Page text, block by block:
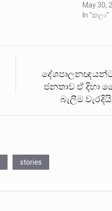
May 30,
In "කලා"
ජනතාව ඒ දිහා
බැලීම
stories